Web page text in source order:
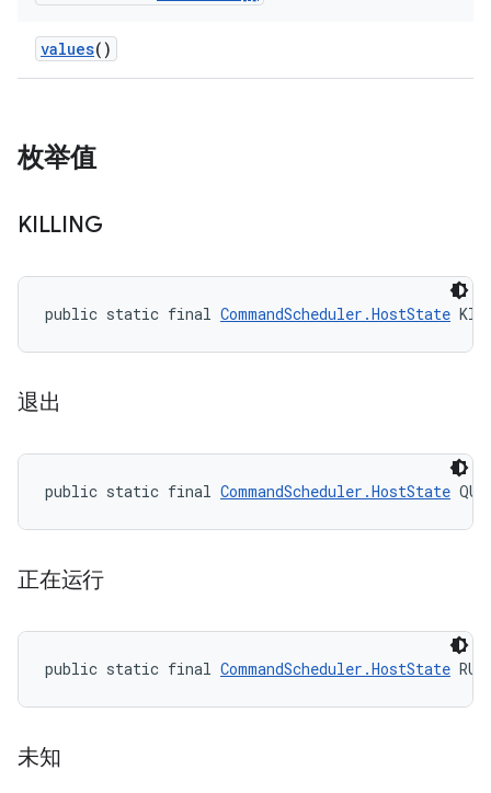
values()
枚举值
KILLING
public static final CommandScheduler.HostState
退出
public static final CommandScheduler.HostState
正在运行
public static final CommandScheduler.HostState
未知